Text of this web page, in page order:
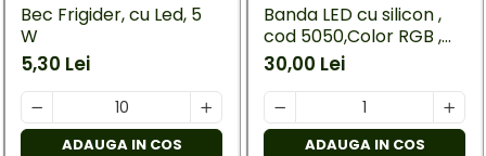
Bec Frigider, cu Led, 5
W
5,30 Lei
ADAUGA IN COS
Banda LED cu silicon ,
cod 5050,Color RGB ,
cu telecomanda si
alimentator, lungime 5
M
30,00 Lei
ADAUGA IN COS